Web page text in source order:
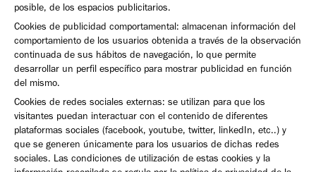
posible, de los espacios publicitarios.
Cookies de publicidad comportamental: almacenan información del
comportamiento de los usuarios obtenida a través de la observación
continuada de sus hábitos de navegación, lo que permite
desarrollar un perfil específico para mostrar publicidad en función
del mismo.
Cookies de redes sociales externas: se utilizan para que los
visitantes puedan interactuar con el contenido de diferentes
plataformas sociales (facebook, youtube, twitter, linkedIn, etc..) y
que se generen únicamente para los usuarios de dichas redes
sociales. Las condiciones de utilización de estas cookies y la